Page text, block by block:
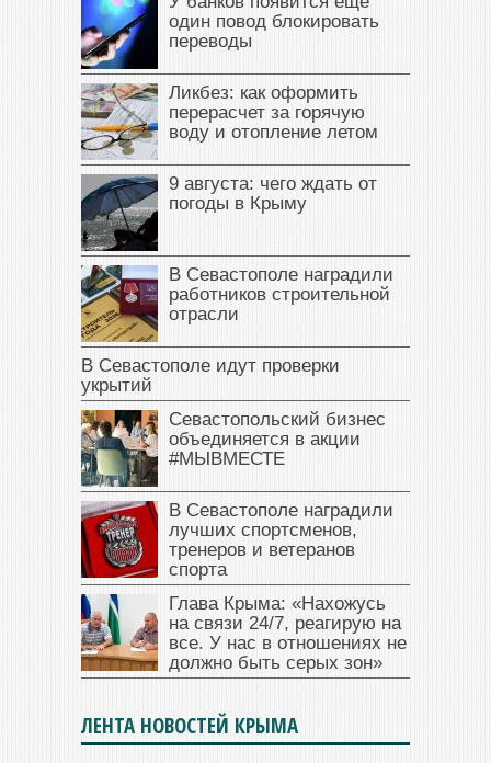
один повод блокировать
переводы
Ликбез: как оформить
перерасчет за горячую
воду и отопление летом
9 августа: чего ждать от
погоды в Крыму
В Севастополе наградили
работников строительной
отрасли
В Севастополе идут проверки
укрытий
Севастопольский бизнес
объединяется в акции
#МЫВМЕСТЕ
В Севастополе наградили
лучших спортсменов,
тренеров и ветеранов
спорта
Глава Крыма: «Нахожусь
на связи 24/7, реагирую на
все. У нас в отношениях не
должно быть серых зон»
ЛЕНТА НОВОСТЕЙ КРЫМА